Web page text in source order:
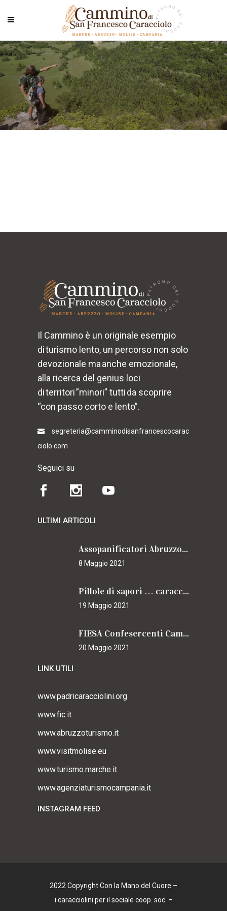
Il Cammino è un originale esempio
di turismo lento, un percorso non solo
devozionale ma anche emozionale,
alla ricerca del genius loci
di territori ”minori” tutti da scoprire
“con passo corto e lento”.
segreteria@camminodisanfrancescocarac
ciolo.com
Seguici su
ULTIMI ARTICOLI
Assopanificatori Abruzzo e Molise insieme per il Cammino
8 Maggio 2021
Pillole di sapori … caracciolini
19 Maggio 2021
FIESA Confesercenti Campania per il Cammino
20 Maggio 2021
LINK UTILI
www.padricaracciolini.org
www.fic.it
www.abruzzoturismo.it
www.visitmolise.eu
www.turismo.marche.it
www.agenziaturismocampania.it
INSTAGRAM FEED
2022 Copyright Con la Mano del Cuore –
i caracciolini per il sociale coop. soc. –